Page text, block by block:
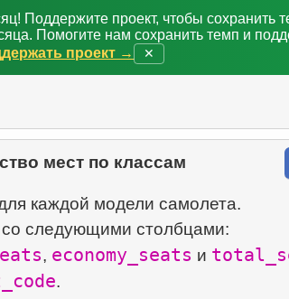
Поддержите проект, чтобы сохранить
Помогите нам сохранить темп и
проект →
✕
мест по классам
каждой модели самолета.
со следующими столбцами:
, economy_seats и